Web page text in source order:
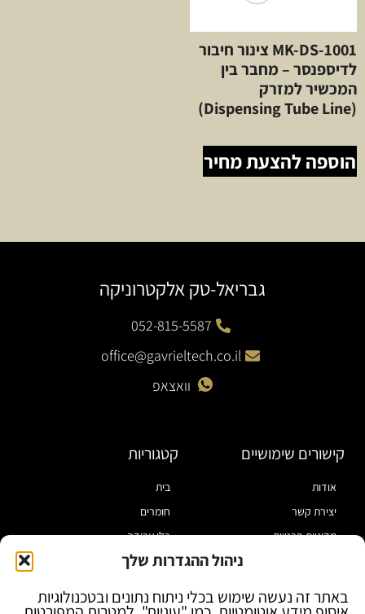
ניהול ההגדרות שלך
באתר זה נעשה שימוש בכלי ניתוח נתונים ובטכנולוגיות
MK-DS-1001 צינור חיבור
לדיספנסר – מחבר בין
המכשיר למזרק
(Dispensing Tube Line)
הוספה להצעת מחיר
גבריאל-טק אלקטרוניקה
052-815-5587
office@gavrieltech.co.il
וואצאפ
קישורים שימושיים
אודות
יצירת קשר
מדיניות פרטיות
בלוג
קטגוריות
בית
חומרים
כלי עבודה
מוצרי הלחמה
ספקי כח ומודדים